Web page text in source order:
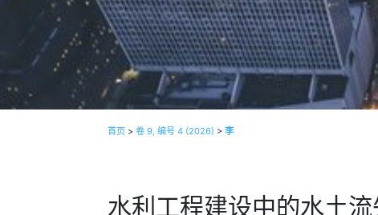
首页 >卷 9, 编号 4 (2026) >李
水利工程建设中的水土